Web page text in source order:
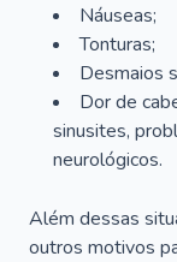
Náuseas;
Tonturas;
Desmaios
Dor de
sinusites,
neurológicos.
Além dessas
outros motivos